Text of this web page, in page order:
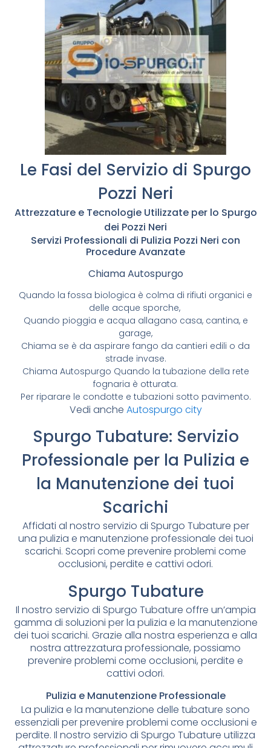
Le Fasi del Servizio di Spurgo
Pozzi Neri
Attrezzature e Tecnologie Utilizzate per lo Spurgo
dei Pozzi Neri
Servizi Professionali di Pulizia Pozzi Neri con
Procedure Avanzate
Chiama Autospurgo
Quando la fossa biologica è colma di rifiuti organici e
delle acque sporche,
Quando pioggia e acqua allagano casa, cantina, e
garage,
Chiama se è da aspirare fango da cantieri edili o da
strade invase.
Chiama Autospurgo Quando la tubazione della rete
fognaria è otturata.
Per riparare le condotte e tubazioni sotto pavimento.
Vedi anche Autospurgo city
Spurgo Tubature: Servizio
Professionale per la Pulizia e
la Manutenzione dei tuoi
Scarichi
Affidati al nostro servizio di Spurgo Tubature per
una pulizia e manutenzione professionale dei tuoi
scarichi. Scopri come prevenire problemi come
occlusioni, perdite e cattivi odori.
Spurgo Tubature
Il nostro servizio di Spurgo Tubature offre un’ampia
gamma di soluzioni per la pulizia e la manutenzione
dei tuoi scarichi. Grazie alla nostra esperienza e alla
nostra attrezzatura professionale, possiamo
prevenire problemi come occlusioni, perdite e
cattivi odori.
Pulizia e Manutenzione Professionale
La pulizia e la manutenzione delle tubature sono
essenziali per prevenire problemi come occlusioni e
perdite. Il nostro servizio di Spurgo Tubature utilizza